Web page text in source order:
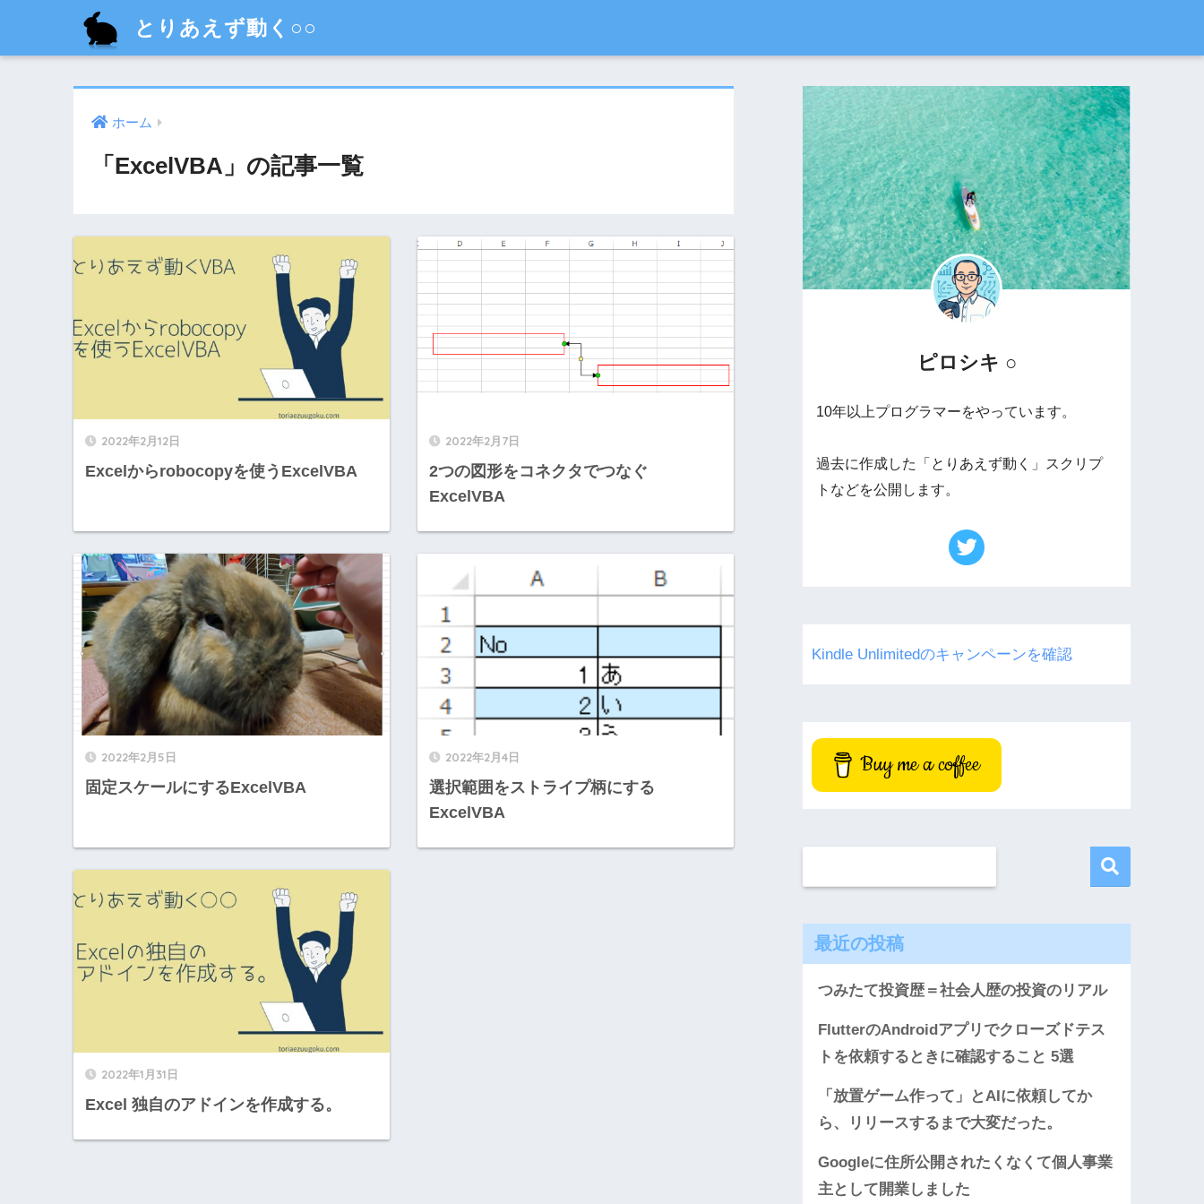
とりあえず動く○○
ホーム
「ExcelVBA」の記事一覧
2022年2月12日
Excelからrobocopyを使うExcelVBA
2022年2月7日
2つの図形をコネクタでつなぐ
ExcelVBA
2022年2月5日
固定スケールにするExcelVBA
2022年2月4日
選択範囲をストライプ柄にする
ExcelVBA
2022年1月31日
Excel 独自のアドインを作成する。
ピロシキ ○
10年以上プログラマーをやっています。
過去に作成した「とりあえず動く」スクリプ
トなどを公開します。
Kindle Unlimitedのキャンペーンを確認
Buy me a coffee
最近の投稿
つみたて投資歴＝社会人歴の投資のリアル
FlutterのAndroidアプリでクローズドテス
トを依頼するときに確認すること 5選
「放置ゲーム作って」とAIに依頼してか
ら、リリースするまで大変だった。
Googleに住所公開されたくなくて個人事業
主として開業しました